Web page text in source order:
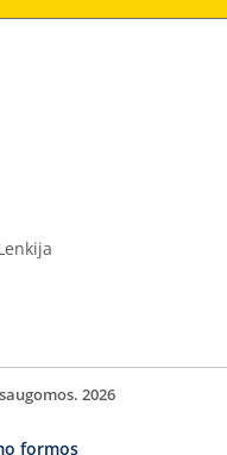
2026
formos